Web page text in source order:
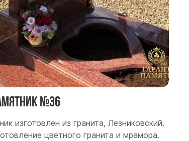
№36
изготовлен из гранита, Лезниковский.
цветного гранита и мрамора.